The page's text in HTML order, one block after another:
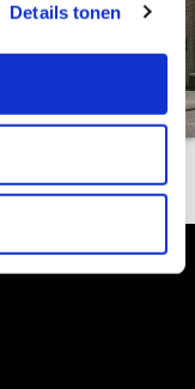
Details tonen